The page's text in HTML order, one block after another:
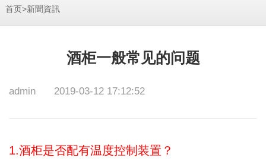
首页>新聞資訊
酒柜一般常见的问题
admin 2019-03-12 17:12:52
1.酒柜是否配有温度控制装置？